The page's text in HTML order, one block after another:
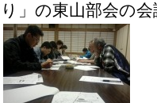
り」の東山部会の